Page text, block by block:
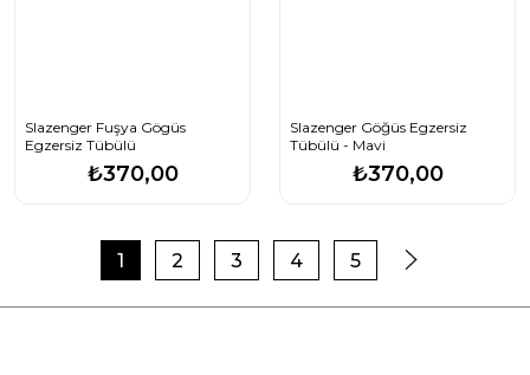
Slazenger Fuşya Gögüs
Egzersiz Tübülü
₺370,00
Slazenger Göğüs Egzersiz
Tübülü - Mavi
₺370,00
1 2 3 4 5